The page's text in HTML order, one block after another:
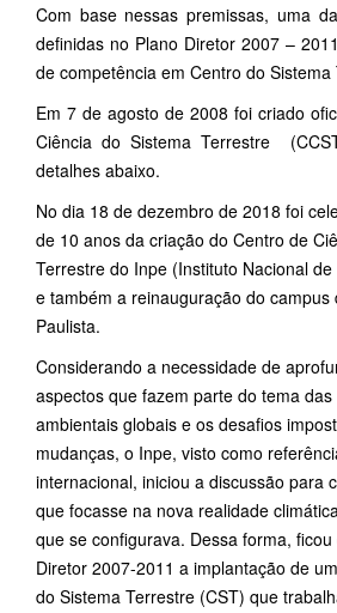
Com base nessas premissas, uma
definidas no Plano Diretor 2007 –
de competência em Centro do
Em 7 de agosto de 2008 foi criado
Ciência do Sistema Terrestre
detalhes abaixo.
No dia 18 de dezembro de 2018 foi
de 10 anos da criação do Centro de
Terrestre do Inpe (Instituto Nacional
e também a reinauguração do campus
Paulista.
Considerando a necessidade de
aspectos que fazem parte do tema
ambientais globais e os desafios
mudanças, o Inpe, visto como
internacional, iniciou a discussão para
que focasse na nova realidade
que se configurava. Dessa forma,
Diretor 2007-2011 a implantação de
do Sistema Terrestre (CST) que